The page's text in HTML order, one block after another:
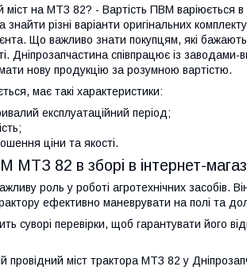
міст на МТЗ 82? - Вартість ПВМ варіюється
знайти різні варіанти оригінальних
Що важливо знати покупцям, які
Дніпрозапчастина співпрацює із
нову продукцію за розумною вартістю.
має такі характеристики:
експлуатаційний період;
ціни та якості.
МТЗ 82 в зборі в інтернет-
роль у роботі агротехнічних засобів.
ефективно маневрувати на полі та
суворі перевірки, щоб гарантувати його
провідний міст трактора МТЗ 82 у